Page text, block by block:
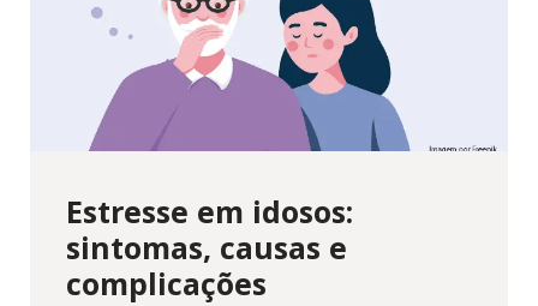
Estresse em idosos:
sintomas, causas e
complicações